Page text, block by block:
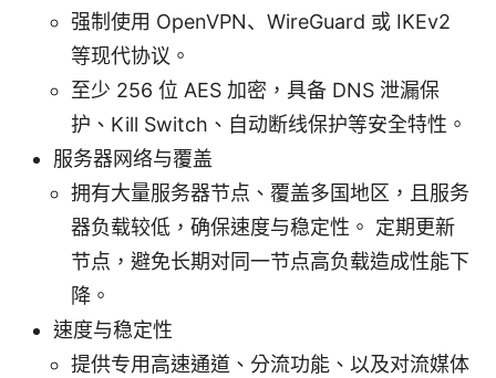
强制使用 OpenVPN、WireGuard 或 IKEv2
等现代协议。
至少 256 位 AES 加密，具备 DNS 泄漏保
护、Kill Switch、自动断线保护等安全特性。
服务器网络与覆盖
拥有大量服务器节点、覆盖多国地区，且服务
器负载较低，确保速度与稳定性。 定期更新
节点，避免长期对同一节点高负载造成性能下
降。
速度与稳定性
提供专用高速通道、分流功能、以及对流媒体